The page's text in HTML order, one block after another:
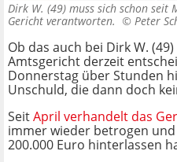
Dirk W. (49) muss sich schon seit
Gericht verantworten. © Peter
Ob das auch bei Dirk W.
Amtsgericht derzeit
Donnerstag über Stunden
Unschuld, die dann doch
SeitApril verhandelt das
immer wieder betrogen
200.000 Euro hinterlassen